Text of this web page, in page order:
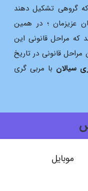
آن شد که گروهی تشکیل دهند
عزیزمان ؛ در همین
که مراحل قانونی این
مراحل قانونی در تاریخ
سیالان با مربی گری
موبایل